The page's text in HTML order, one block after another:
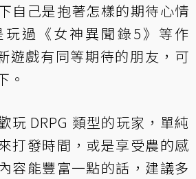
自己是抱著怎樣的期待心情
過《女神異聞錄5》等作
遊戲有同等期待的朋友，可
。
玩 DRPG 類型的玩家，單純
打發時間，或是享受農的感
容能豐富一點的話，建議多